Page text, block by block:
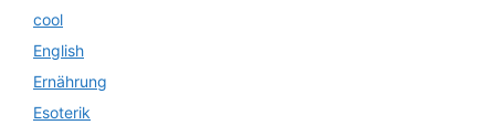
cool
English
Ernährung
Esoterik